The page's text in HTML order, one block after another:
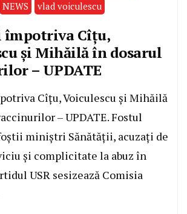
NEWS vlad voiculescu
împotriva Cîțu,
și Mihăilă în dosarul
– UPDATE
Cîțu, Voiculescu și Mihăilă
– UPDATE. Fostul
miniștri Sănătății, acuzați de
și complicitate la abuz în
USR sesizează Comisia